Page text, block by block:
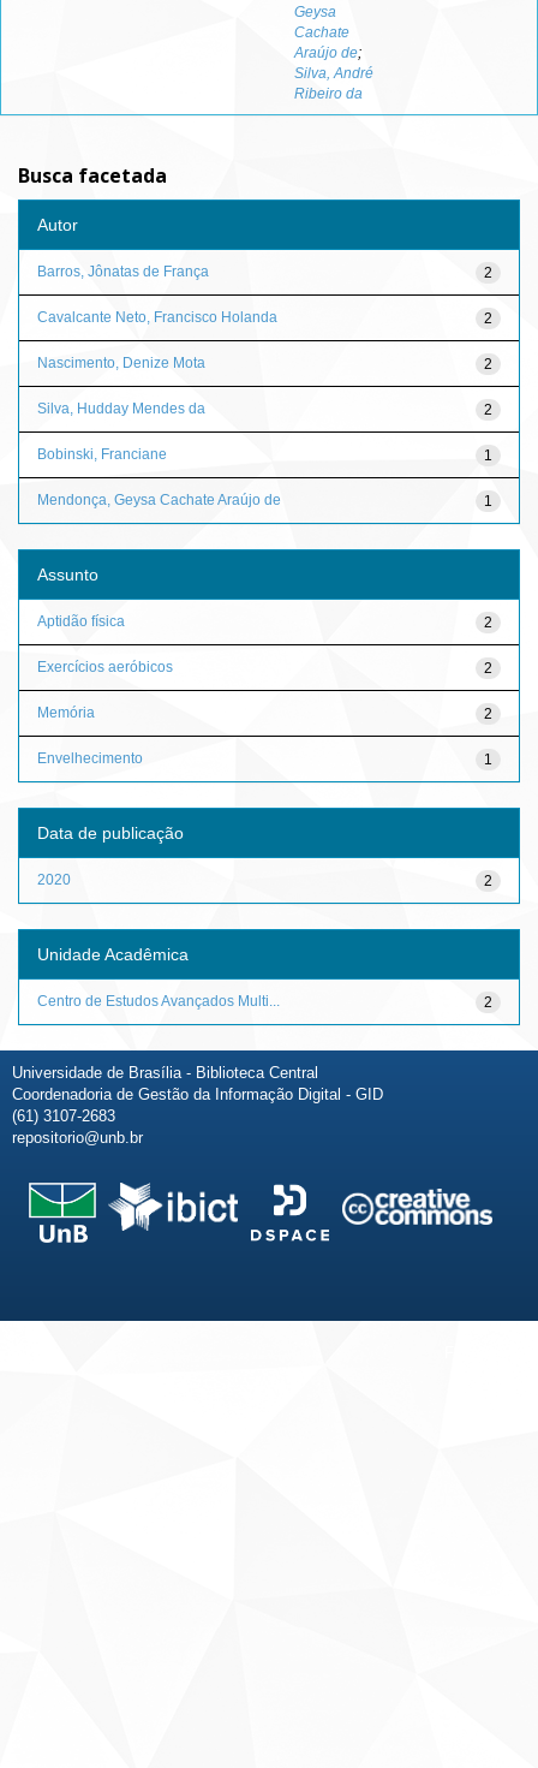
Geysa
Cachate
Araújo de;
Silva, André
Ribeiro da
Busca facetada
Autor
2
Barros, Jônatas de França
2
Cavalcante Neto, Francisco Holanda
2
Nascimento, Denize Mota
2
Silva, Hudday Mendes da
1
Bobinski, Franciane
1
Mendonça, Geysa Cachate Araújo de
Assunto
2
Aptidão física
2
Exercícios aeróbicos
2
Memória
1
Envelhecimento
Data de publicação
2
2020
Unidade Acadêmica
2
Centro de Estudos Avançados Multi...
Universidade de Brasília - Biblioteca Central
Coordenadoria de Gestão da Informação Digital - GID
(61) 3107-2683
repositorio@unb.br